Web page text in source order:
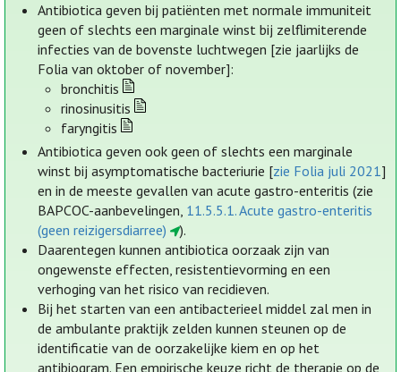
Antibiotica geven bij patiënten met normale immuniteit
geen of slechts een marginale winst bij zelflimiterende
infecties van de bovenste luchtwegen [zie jaarlijks de
Folia van oktober of november]:
bronchitis
rinosinusitis
faryngitis
Antibiotica geven ook geen of slechts een marginale
winst bij asymptomatische bacteriurie [zie Folia juli 2021]
en in de meeste gevallen van acute gastro-enteritis (zie
BAPCOC-aanbevelingen, 11.5.5.1. Acute gastro-enteritis
(geen reizigersdiarree)
).
Daarentegen kunnen antibiotica oorzaak zijn van
ongewenste effecten, resistentievorming en een
verhoging van het risico van recidieven.
Bij het starten van een antibacterieel middel zal men in
de ambulante praktijk zelden kunnen steunen op de
identificatie van de oorzakelijke kiem en op het
antibiogram. Een empirische keuze richt de therapie op de